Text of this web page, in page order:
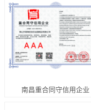
南昌重合同守信用企业